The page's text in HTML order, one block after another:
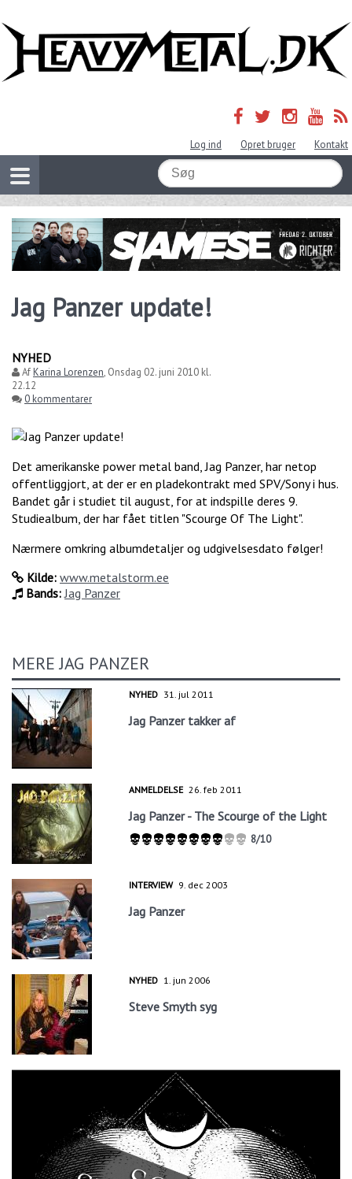
Log ind Opret bruger Kontakt
Jag Panzer update!
NYHED
AfKarina Lorenzen, Onsdag 02. juni 2010 kl.
22.12
0 kommentarer
Det amerikanske power metal band, Jag Panzer, har netop
offentliggjort, at der er en pladekontrakt med SPV/Sony i hus.
Bandet går i studiet til august, for at indspille deres 9.
Studiealbum, der har fået titlen "Scourge Of The Light".
Nærmere omkring albumdetaljer og udgivelsesdato følger!
Kilde: www.metalstorm.ee
Bands: Jag Panzer
MERE JAG PANZER
NYHED 31. jul 2011
Jag Panzer takker af
ANMELDELSE 26. feb 2011
Jag Panzer - The Scourge of the Light
8/10
INTERVIEW 9. dec 2003
Jag Panzer
NYHED 1. jun 2006
Steve Smyth syg